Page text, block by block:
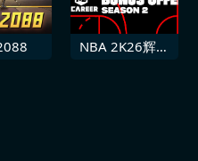
NBA 2K26辉煌